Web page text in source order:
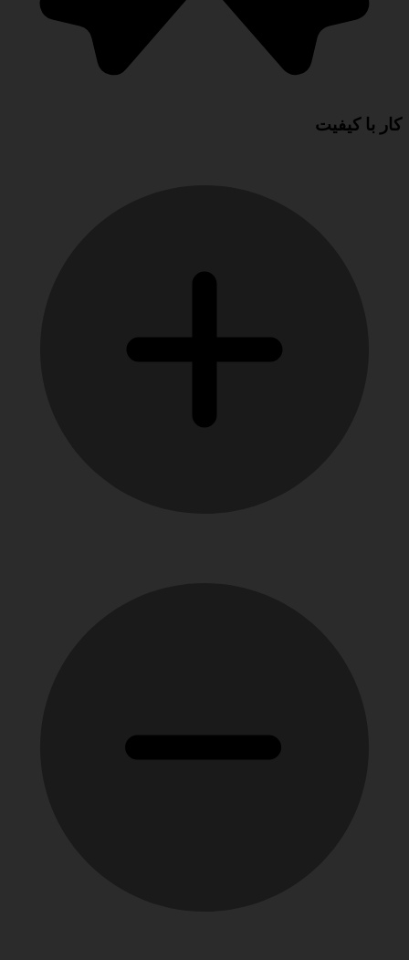
کار با کیفیت